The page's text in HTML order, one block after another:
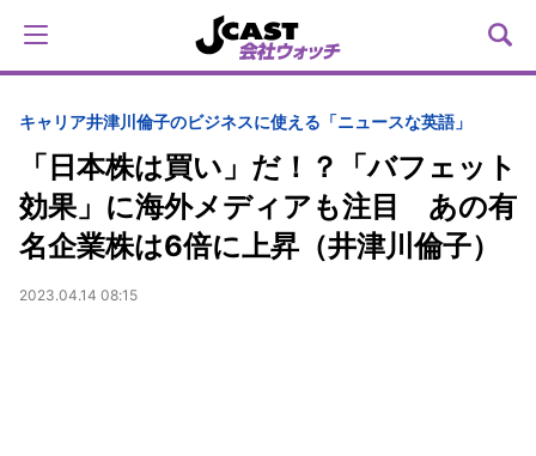
キャリア井津川倫子のビジネスに使える「ニュースな英語」
「日本株は買い」だ！？「バフェット
効果」に海外メディアも注目 あの有
名企業株は6倍に上昇（井津川倫子）
2023.04.14 08:15